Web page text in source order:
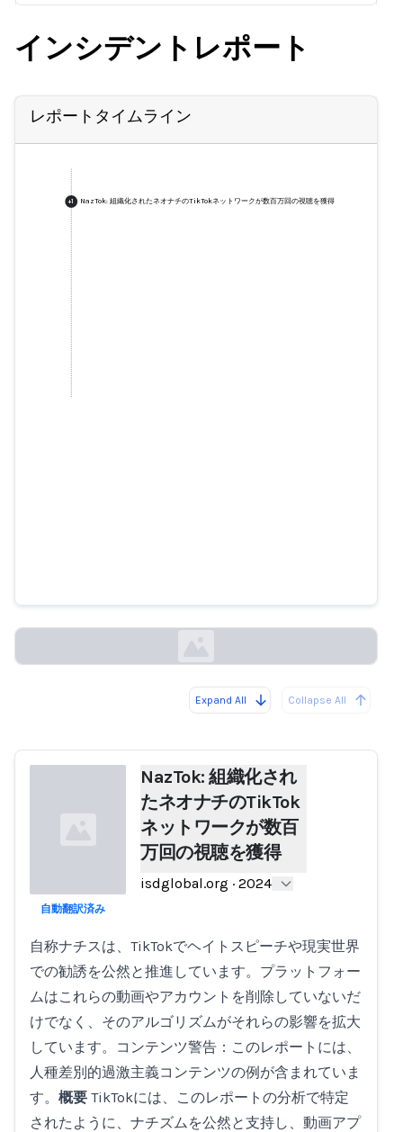
インシデントレポート
レポートタイムライン
+1 NazTok: 組織化されたネオナチのTikTokネットワークが数百万回の視聴を獲得
Expand All Collapse All
NazTok: 組織化され
たネオナチのTikTok
ネットワークが数百
万回の視聴を獲得
isdglobal.org · 2024
自動翻訳済み
自称ナチスは、TikTokでヘイトスピーチや現実世界
での勧誘を公然と推進しています。プラットフォー
ムはこれらの動画やアカウントを削除していないだ
けでなく、そのアルゴリズムがそれらの影響を拡大
しています。コンテンツ警告：このレポートには、
人種差別的過激主義コンテンツの例が含まれていま
す。 概要 TikTokには、このレポートの分析で特定
されたように、ナチズムを公然と支持し、動画アプ